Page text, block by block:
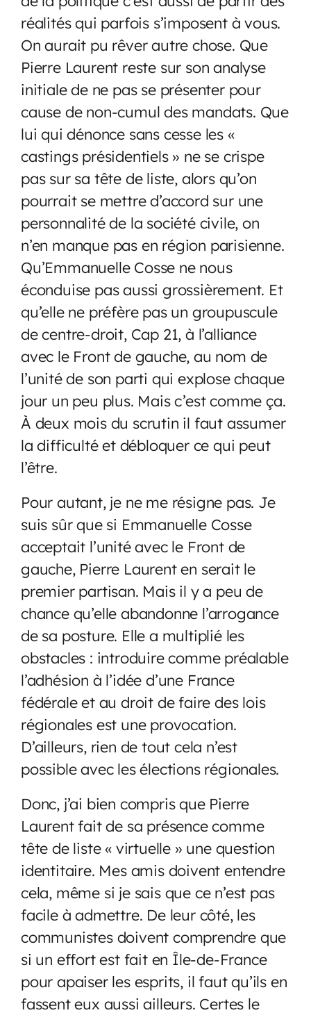
réalités qui parfois s’imposent à vous.
On aurait pu rêver autre chose. Que
Pierre Laurent reste sur son analyse
initiale de ne pas se présenter pour
cause de non-cumul des mandats. Que
lui qui dénonce sans cesse les «
castings présidentiels » ne se crispe
pas sur sa tête de liste, alors qu’on
pourrait se mettre d’accord sur une
personnalité de la société civile, on
n’en manque pas en région parisienne.
Qu’Emmanuelle Cosse ne nous
éconduise pas aussi grossièrement. Et
qu’elle ne préfère pas un groupuscule
de centre-droit, Cap 21, à l’alliance
avec le Front de gauche, au nom de
l’unité de son parti qui explose chaque
jour un peu plus. Mais c’est comme ça.
À deux mois du scrutin il faut assumer
la difficulté et débloquer ce qui peut
l’être.
Pour autant, je ne me résigne pas. Je
suis sûr que si Emmanuelle Cosse
acceptait l’unité avec le Front de
gauche, Pierre Laurent en serait le
premier partisan. Mais il y a peu de
chance qu’elle abandonne l’arrogance
de sa posture. Elle a multiplié les
obstacles : introduire comme préalable
l’adhésion à l’idée d’une France
fédérale et au droit de faire des lois
régionales est une provocation.
D’ailleurs, rien de tout cela n’est
possible avec les élections régionales.
Donc, j’ai bien compris que Pierre
Laurent fait de sa présence comme
tête de liste « virtuelle » une question
identitaire. Mes amis doivent entendre
cela, même si je sais que ce n’est pas
facile à admettre. De leur côté, les
communistes doivent comprendre que
si un effort est fait en Île-de-France
pour apaiser les esprits, il faut qu’ils en
fassent eux aussi ailleurs. Certes le